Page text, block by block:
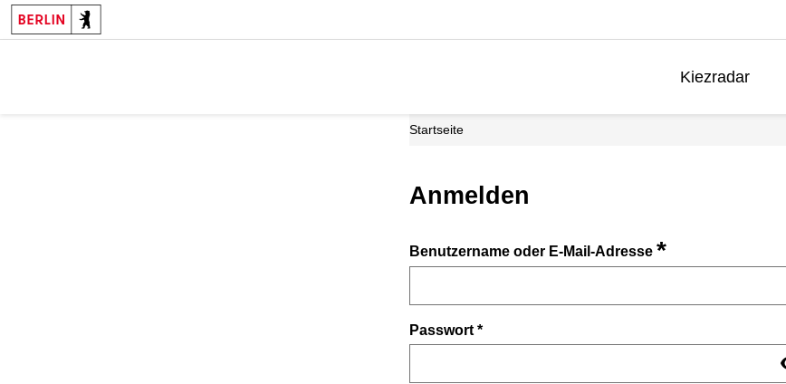
Kiezradar
Startseite
Anmelden
Benutzername oder E-Mail-Adresse*
Passwort*